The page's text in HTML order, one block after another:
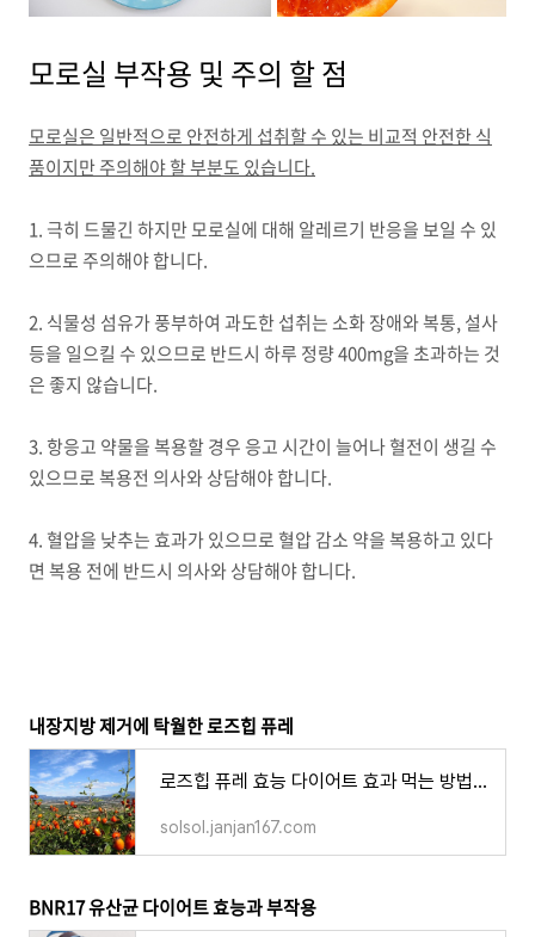
모로실 부작용 및 주의 할 점
모로실은 일반적으로 안전하게 섭취할 수 있는 비교적 안전한 식
품이지만 주의해야 할 부분도 있습니다.
1. 극히 드물긴 하지만 모로실에 대해 알레르기 반응을 보일 수 있
으므로 주의해야 합니다.
2. 식물성 섬유가 풍부하여 과도한 섭취는 소화 장애와 복통, 설사
등을 일으킬 수 있으므로 반드시 하루 정량 400mg을 초과하는 것
은 좋지 않습니다.
3. 항응고 약물을 복용할 경우 응고 시간이 늘어나 혈전이 생길 수
있으므로 복용전 의사와 상담해야 합니다.
4. 혈압을 낮추는 효과가 있으므로 혈압 감소 약을 복용하고 있다
면 복용 전에 반드시 의사와 상담해야 합니다.
내장지방 제거에 탁월한 로즈힙 퓨레
로즈힙 퓨레 효능 다이어트 효과 먹는 방법 부작용 영양소
solsol.janjan167.com
BNR17 유산균 다이어트 효능과 부작용